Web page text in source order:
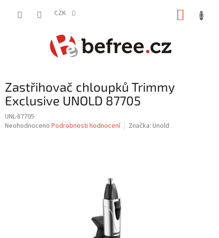
CZK
Zastřihovač chloupků Trimmy
Exclusive UNOLD 87705
UNL-87705
Průměrné
Neohodnoceno Podrobnosti hodnocení Značka: Unold